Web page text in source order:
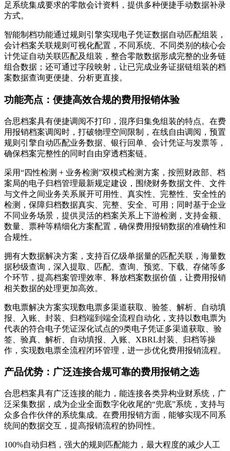
足系统集成要求的零散会计资料，提供多种便捷手动数据补录
方式。
智能制档功能通过规则引擎实现电子凭证数据自动匹配组装，
会计档案关联规则可视化配置，不同系统、不同类别的核心会
计凭证自动关联匹配及组装，整合零散数据形成完整的业务链
组合数据；还可通过字段映射，让已完成业务证据链组装的档
案数据查询更便捷、分析更直接。
功能亮点：便捷高效合规的费用报销体验
合思档案具有便捷调阅不打印，混序归集免组装的特点。在费
用报销档案调阅时，打破物理空间限制，在线自由调阅，预置
规则引擎自动匹配业务数据、银行回单、会计凭证与发票等，
确保档案完整性的同时自由穿透档案链。
采用“四性检测 + 业务检测”双模式检测方案，按照财政部、档
案局的电子归档管理最新规定建设，围绕财务数据文件、文件
与文件之间业务关系展开可用性、真实性、完整性、安全性的
检测，保障归档数据真实、完整、安全、可用；同时基于企业
不同业务场景，提供灵活的档案关系上下游检测，支持金额、
数量、票种等精细化方案配置，确保费用报销数据的准确性和
合规性。
拥有大数据解决方案，支持百亿级单据量的匹配关联，海量数
据秒级查询，深入提取、匹配、查询、预览、下载、存储等多
个环节，提高档案管理效率、释放档案数据价值，让费用报销
相关数据的处理更加高效。
数电票解决方案实现数电票多渠道获取、验签、解析、自动填
报、入账、封装、归档端到端全流程自动化，支持以数电票为
代表的符合电子凭证深化试点的9类电子凭证多渠道获取、验
签、验真、解析、自动填报、入账、XBRL封装、归档等操
作，实现数电票全流程闭环管理，进一步优化费用报销流程。
产品优势：广泛连接合规可靠的费用报销之选
合思档案具有广泛连接的能力，能连接各类异构业财系统，广
泛采集数据，成为企业全面数字化收尾的“兜底”系统，支持与
众多合作伙伴的系统集成。在费用报销方面，能够实现不同系
统间的数据交互，提高报销流程的协同性。
100%自动归档，强大的规则匹配能力，最大程度的减少人工